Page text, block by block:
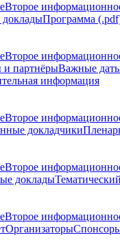
Второе
Программа
Второе
партнёрыВажные
информация
Второе
докладчики
Второе
доклады
Второе
Организаторы